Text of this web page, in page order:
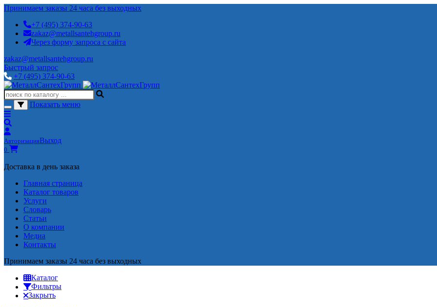
Принимаем заказы 24 часа без выходных
+7 (495) 374-90-63
zakaz@metallsantehgroup.ru
Через форму запроса с сайта
zakaz@metallsantehgroup.ru
Быстрый запрос
+7 (495) 374-90-63
Показать меню
АвторизацияВыход
0
Доставка в день заказа
Главная страница
Каталог товаров
Услуги
Словарь
Статьи
О компании
Медиа
Контакты
Принимаем заказы 24 часа без выходных
Каталог
Фильтры
Закрыть